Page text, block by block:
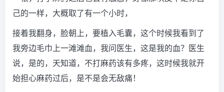
己的一样，大概取了有一个小时，
接着我翻身，脸朝上，要植入毛囊，这个时候我看到了
我旁边毛巾上一滩滩血，我问医生，这是我的血？医生
说，是的，天知道，不打麻药该有多疼，这时候我就开
始担心麻药过后，是不是会无敌痛！